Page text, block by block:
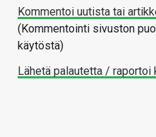
Kommentoi uutista tai
(Kommentointi sivuston
käytöstä)
Lähetä palautetta /